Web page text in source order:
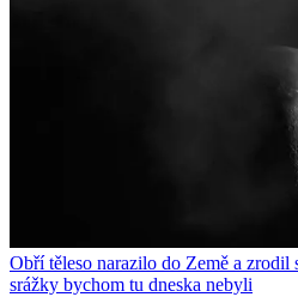
Obří těleso narazilo do Země a zrodil
srážky bychom tu dneska nebyli